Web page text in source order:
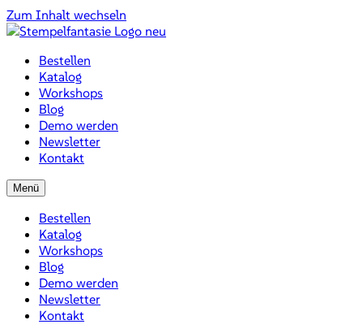
Zum Inhalt wechseln
Bestellen
Katalog
Workshops
Blog
Demo werden
Newsletter
Kontakt
Menü
Bestellen
Katalog
Workshops
Blog
Demo werden
Newsletter
Kontakt